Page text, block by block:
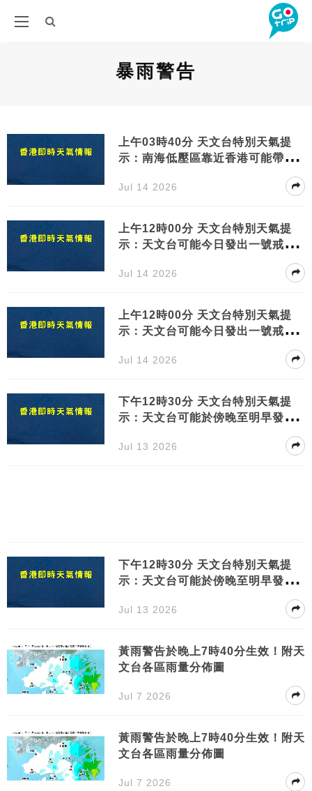
暴雨警告
上午03時40分 天文台特別天氣提
示：南海低壓區靠近香港可能帶來
Jul 14 2026
上午12時00分 天文台特別天氣提
示：天文台可能今日發出一號戒備
Jul 14 2026
上午12時00分 天文台特別天氣提
示：天文台可能今日發出一號戒備
Jul 14 2026
下午12時30分 天文台特別天氣提
示：天文台可能於傍晚至明早發出
一號戒備信號市民需注意天氣變化
Jul 13 2026
下午12時30分 天文台特別天氣提
示：天文台可能於傍晚至明早發出
一號戒備信號市民需注意天氣變化
Jul 13 2026
黃雨警告於晚上7時40分生效！附天
文台各區雨量分佈圖
Jul 7 2026
黃雨警告於晚上7時40分生效！附天
文台各區雨量分佈圖
Jul 7 2026